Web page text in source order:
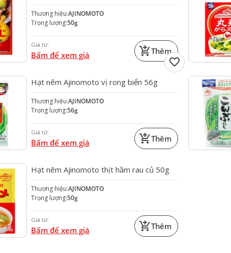
Thương hiệu:AJINOMOTO
Trọng lượng:50g
Giá từ:
Bấm để xem giá add_shopping_cartThêm
Hạt nêm Ajinomoto vị rong biển 56g
Thương hiệu:AJINOMOTO
Trọng lượng:56g
Giá từ:
Bấm để xem giá add_shopping_cartThêm
favorite
Hạt nêm Ajinomoto thịt hầm rau củ 50g
Thương hiệu:AJINOMOTO
Trọng lượng:50g
Giá từ:
Bấm để xem giá add_shopping_cartThêm